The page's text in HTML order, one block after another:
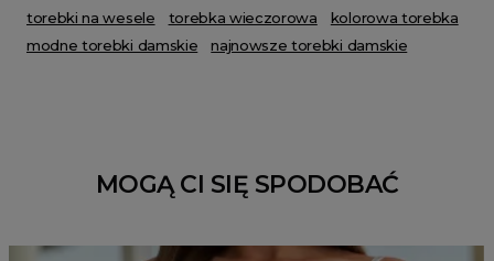
torebki na wesele
torebka wieczorowa
kolorowa torebka
modne torebki damskie
najnowsze torebki damskie
MOGĄ CI SIĘ SPODOBAĆ